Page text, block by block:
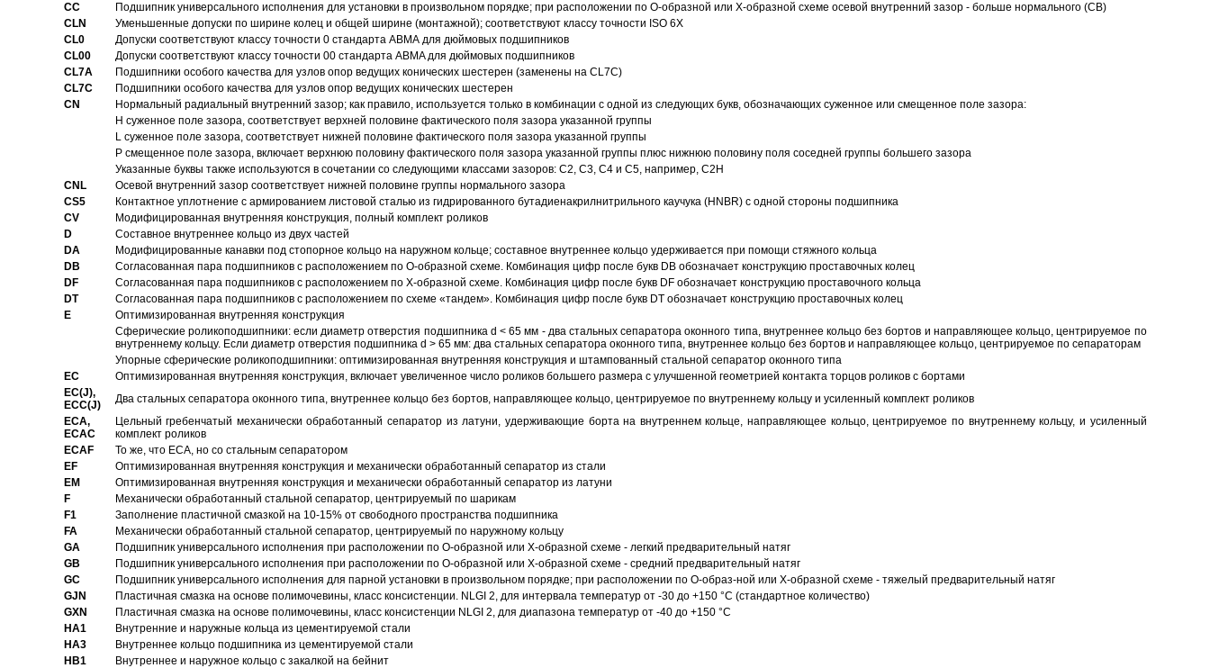
CC
Подшипник универсального исполнения для установки в произвольном порядке; при расположении по О-образной или Х-образной схеме осевой внутренний зазор - больше нормального (CB)
CLN
Уменьшенные допуски по ширине колец и общей ширине (монтажной); соответствуют классу точности ISO 6X
CL0
Допуски соответствуют классу точности 0 стандарта АВМА для дюймовых подшипников
CL00
Допуски соответствуют классу точности 00 стандарта ABMA для дюймовых подшипников
CL7A
Подшипники особого качества для узлов опор ведущих конических шестерен (заменены на CL7C)
CL7C
Подшипники особого качества для узлов опор ведущих конических шестерен
CN
Hормальный радиальный внутренний зазор; как правило, используется только в комбинации с одной из следующих букв, обозначающих суженное или смещенное поле зазора:
H суженное поле зазора, соответствует верхней половине фактического поля зазора указанной группы
L суженное поле зазора, соответствует нижней половине фактического поля зазора указанной группы
P смещенное поле зазора, включает верхнюю половину фактического поля зазора указанной группы плюс нижнюю половину поля соседней группы большего зазора
Указанные буквы также используются в сочетании со следующими классами зазоров: С2, C3, С4 и С5, например, С2Н
CNL
Осевой внутренний зазор соответствует нижней половине группы нормального зазора
CS5
Контактное уплотнение с армированием листовой сталью из гидрированного бутадиенакрилнитрильного каучука (HNBR) с одной стороны подшипника
CV
Модифицированная внутренняя конструкция, полный комплект роликов
D
Составное внутреннее кольцо из двух частей
DA
Модифицированные канавки под стопорное кольцо на наружном кольце; составное внутреннее кольцо удерживается при помощи стяжного кольца
DB
Согласованная пара подшипников с расположением по О-образной схеме. Комбинация цифр после букв DB обозначает конструкцию проставочных колец
DF
Согласованная пара подшипников с расположением по Х-образной схеме. Комбинация цифр после букв DF обозначает конструкцию проставочного кольца
DT
Согласованная пара подшипников с расположением по схеме «тандем». Комбинация цифр после букв DT обозначает конструкцию проставочных колец
E
Оптимизированная внутренняя конструкция
Сферические роликоподшипники: если диаметр отверстия подшипника d < 65 мм - два стальных сепаратора оконного типа, внутреннее кольцо без бортов и направляющее кольцо, центрируемое по
внутреннему кольцу. Если диаметр отверстия подшипника d > 65 мм: два стальных сепаратора оконного типа, внутреннее кольцо без бортов и направляющее кольцо, центрируемое по сепараторам
Упорные сферические роликоподшипники: оптимизированная внутренняя конструкция и штампованный стальной сепаратор оконного типа
EC
Oптимизированная внутренняя конструкция, включает увеличенное число роликов большего размера с улучшенной геометрией контакта торцов роликов с бортами
EC(J),
ECC(J)
Два стальных сепаратора оконного типа, внутреннее кольцо без бортов, направляющее кольцо, центрируемое по внутреннему кольцу и усиленный комплект роликов
ECA,
ECAC
Цельный гребенчатый механически обработанный сепаратор из латуни, удерживающие борта на внутреннем кольце, направляющее кольцо, центрируемое по внутреннему кольцу, и усиленный
комплект роликов
ECAF
То же, что ECA, но со стальным сепаратором
EF
Оптимизированная внутренняя конструкция и механически обработанный сепаратор из стали
EM
Оптимизированная внутренняя конструкция и механически обработанный сепаратор из латуни
F
Механически обработанный стальной сепаратор, центрируемый по шарикам
F1
Заполнение пластичной смазкой на 10-15% от свободного пространства подшипника
FA
Механически обработанный стальной сепаратор, центрируемый по наружному кольцу
GA
Подшипник универсального исполнения при расположении по О-образной или Х-образной схеме - легкий предварительный натяг
GB
Подшипник универсального исполнения при расположении по О-образной или Х-образной схеме - средний предварительный натяг
GC
Подшипник универсального исполнения для парной установки в произвольном порядке; при расположении по О-образ-ной или Х-образной схеме - тяжелый предварительный натяг
GJN
Пластичная смазка на основе полимочевины, класс консистенции. NLGI 2, для интервала температур от -30 до +150 °C (стандартное количество)
GXN
Пластичная смазка на основе полимочевины, класс консистенции NLGI 2, для диапазона температур от -40 до +150 °C
HA1
Внутренние и наружные кольца из цементируемой стали
HA3
Bнутреннее кольцо подшипника из цементируемой стали
HB1
Bнутреннее и наружное кольцо с закалкой на бейнит